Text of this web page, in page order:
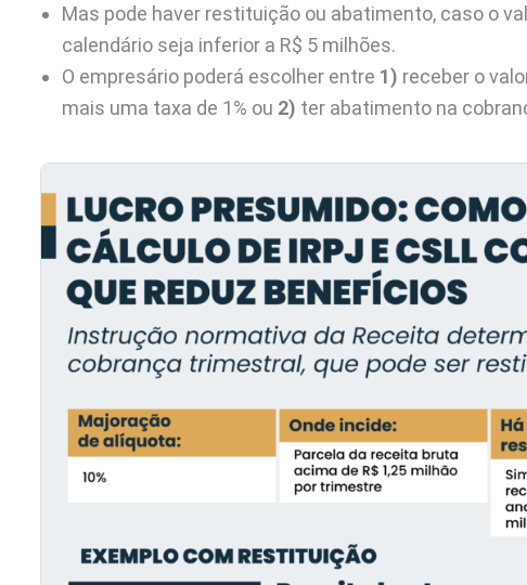
Mas pode haver restituição ou abatimento, caso o
calendário seja inferior a R$ 5 milhões.
O empresário poderá escolher entre 1) receber o
mais uma taxa de 1% ou 2) ter abatimento na